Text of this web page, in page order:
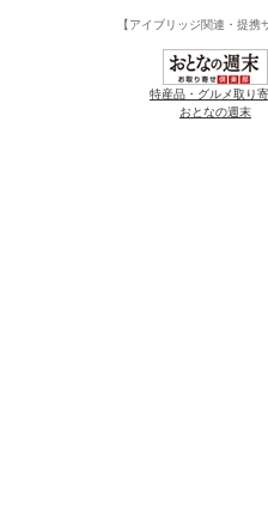
【アイブリッジ関連・提携
特産品・グルメ取り
おとなの週末